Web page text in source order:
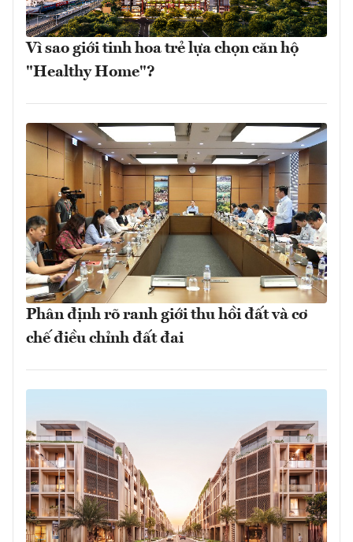
Vì sao giới tinh hoa trẻ lựa chọn căn hộ
"Healthy Home"?
Phân định rõ ranh giới thu hồi đất và cơ
chế điều chỉnh đất đai